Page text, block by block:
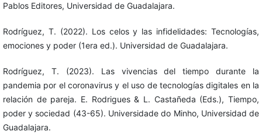
Pablos Editores, Universidad de Guadalajara.
Rodríguez, T. (2022). Los celos y las infidelidades: Tecnologías,
emociones y poder (1era ed.). Universidad de Guadalajara.
Rodríguez, T. (2023). Las vivencias del tiempo durante la
pandemia por el coronavirus y el uso de tecnologías digitales en la
relación de pareja. E. Rodrigues & L. Castañeda (Eds.), Tiempo,
poder y sociedad (43-65). Universidade do Minho, Universidad de
Guadalajara.